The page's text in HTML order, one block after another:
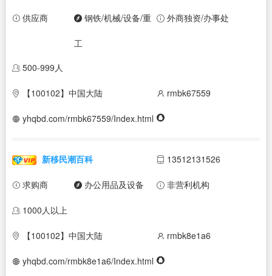
供应商 钢铁/机械/设备/重
工
外商独资/办事处
500-999人
【100102】中国大陆 rmbk67559
yhqbd.com/rmbk67559/Index.html
新移民潮百科 13512131526
求购商 办公用品及设备 非营利机构
1000人以上
【100102】中国大陆 rmbk8e1a6
yhqbd.com/rmbk8e1a6/Index.html